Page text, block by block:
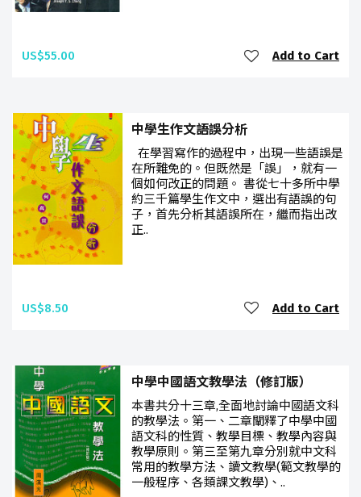
US$55.00 Add to Cart
中學生作文語誤分析
在學習寫作的過程中，出現一些語誤是
在所難免的。但既然是「誤」，就有一
個如何改正的問題。 書從七十多所中學
約三千篇學生作文中，選出有語誤的句
子，首先分析其語誤所在，繼而指出改
正..
US$8.50 Add to Cart
中學中國語文教學法（修訂版）
本書共分十三章,全面地討論中國語文科
的教學法。第一、二章闡釋了中學中國
語文科的性質、教學目標、教學內容與
教學原則。第三至第九章分別就中文科
常用的教學方法、讀文教學(範文教學的
一般程序、各類課文教學)、..